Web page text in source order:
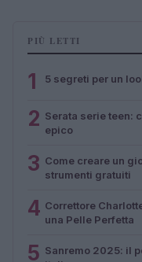
PIÙ LETTI
1 5 segreti per un
2 Serata serie teen:
epico
3 Come creare un
strumenti gratuiti
4 Correttore
una Pelle Perfetta
5 Sanremo 2025: il